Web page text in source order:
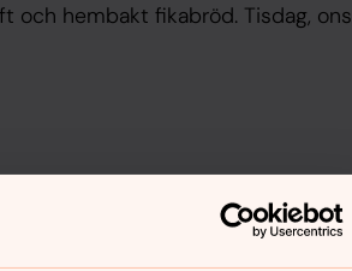
och hembakt fikabröd. Tisdag,